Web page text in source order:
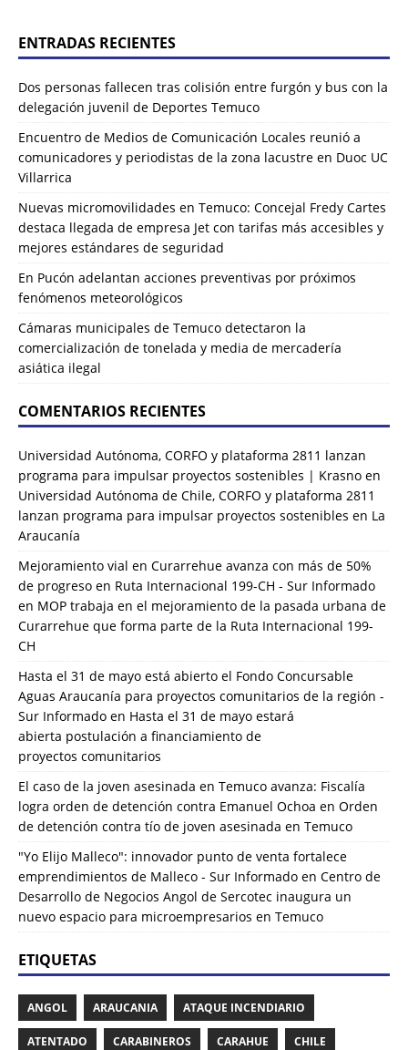
ENTRADAS RECIENTES
Dos personas fallecen tras colisión entre furgón y bus con la
delegación juvenil de Deportes Temuco
Encuentro de Medios de Comunicación Locales reunió a
comunicadores y periodistas de la zona lacustre en Duoc UC
Villarrica
Nuevas micromovilidades en Temuco: Concejal Fredy Cartes
destaca llegada de empresa Jet con tarifas más accesibles y
mejores estándares de seguridad
En Pucón adelantan acciones preventivas por próximos
fenómenos meteorológicos
Cámaras municipales de Temuco detectaron la
comercialización de tonelada y media de mercadería
asiática ilegal
COMENTARIOS RECIENTES
Universidad Autónoma, CORFO y plataforma 2811 lanzan
programa para impulsar proyectos sostenibles | Krasno en
Universidad Autónoma de Chile, CORFO y plataforma 2811
lanzan programa para impulsar proyectos sostenibles en La
Araucanía
Mejoramiento vial en Curarrehue avanza con más de 50%
de progreso en Ruta Internacional 199-CH - Sur Informado
en MOP trabaja en el mejoramiento de la pasada urbana de
Curarrehue que forma parte de la Ruta Internacional 199-
CH
Hasta el 31 de mayo está abierto el Fondo Concursable
Aguas Araucanía para proyectos comunitarios de la región -
Sur Informado en Hasta el 31 de mayo estará
abierta postulación a financiamiento de
proyectos comunitarios
El caso de la joven asesinada en Temuco avanza: Fiscalía
logra orden de detención contra Emanuel Ochoa en Orden
de detención contra tío de joven asesinada en Temuco
"Yo Elijo Malleco": innovador punto de venta fortalece
emprendimientos de Malleco - Sur Informado en Centro de
Desarrollo de Negocios Angol de Sercotec inaugura un
nuevo espacio para microempresarios en Temuco
ETIQUETAS
ANGOL ARAUCANIA ATAQUE INCENDIARIO
ATENTADO CARABINEROS CARAHUE CHILE